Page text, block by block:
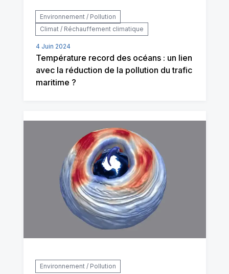
Environnement / Pollution
Climat / Réchauffement climatique
4 Juin 2024
Température record des océans : un lien
avec la réduction de la pollution du trafic
maritime ?
Environnement / Pollution